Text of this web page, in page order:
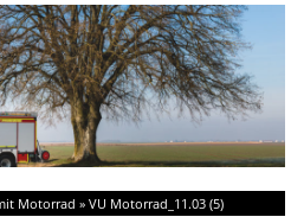
Zum
Inhalt
springen
Motorrad » VU Motorrad_11.03 (5)